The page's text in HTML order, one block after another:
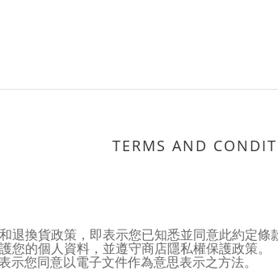
TERMS AND
退換貨政策，即表示您已知悉並同意此約定條
您的個人資料，並遵守商店隱私權保護政策。
您同意以電子文件作為意思表示之方法。